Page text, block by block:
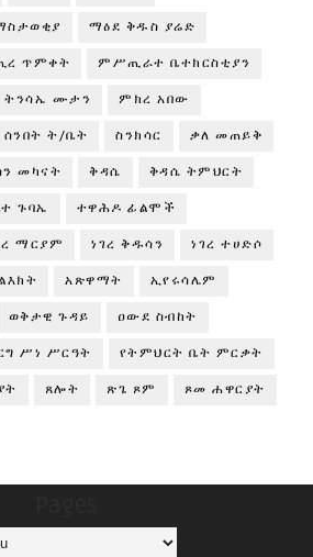
ማዕደ ቅዱስ ያሬድ
ጥምቀት ምሥጢራተ ቤተክርስቲያን
ሙታን ምክረ አበው
ሰንበት ት/ቤት ስንክሳር ቃለ መጠይቅ
መካናት ቅዳሴ ቅዳሴ ትምህርት
ጉባኤ ተዋሕዶ ፊልሞች
ማርያም ነገረ ቅዱሳን ነገረ ተሀድሶ
አጽዋማት ኢየሩሳሌም
ወቅታዊ ጉዳይ ዐውደ ስብከት
ሥነ ሥርዓት የትምህርት ቤት ምርቃት
ጸሎት ጽጌ ጾም ጾመ ሐዋርያት